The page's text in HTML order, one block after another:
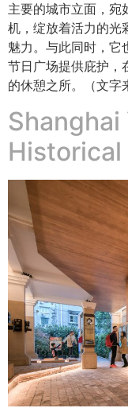
主要的城市立面，宛
机，绽放着活力的光
魅力。与此同时，它
节日广场提供庇护，
的休憩之所。（文字
Shanghai
Historical